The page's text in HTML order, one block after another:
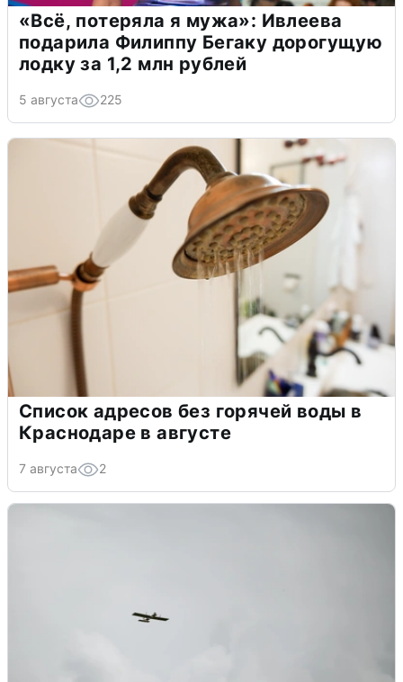
«Всё, потеряла я мужа»: Ивлеева
подарила Филиппу Бегаку дорогущую
лодку за 1,2 млн рублей
5 августа 225
Список адресов без горячей воды в
Краснодаре в августе
7 августа 2